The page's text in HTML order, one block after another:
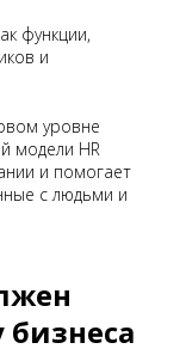
функции,
и
уровне
модели HR
и помогает
с людьми и